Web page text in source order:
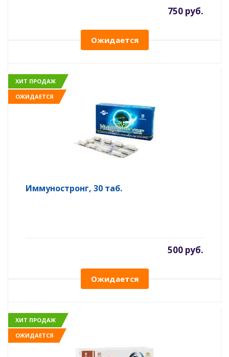
750 руб.
Ожидается
ХИТ ПРОДАЖ
ОЖИДАЕТСЯ
Иммуностронг, 30 таб.
500 руб.
Ожидается
ХИТ ПРОДАЖ
ОЖИДАЕТСЯ